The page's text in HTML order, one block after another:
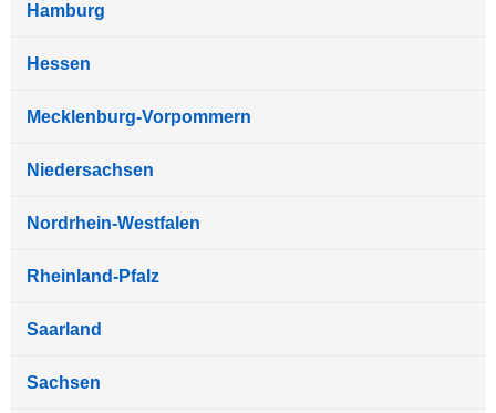
Hamburg
Hessen
Mecklenburg-Vorpommern
Niedersachsen
Nordrhein-Westfalen
Rheinland-Pfalz
Saarland
Sachsen